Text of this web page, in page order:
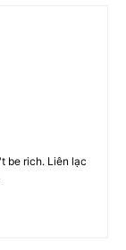
be rich. Liên lạc